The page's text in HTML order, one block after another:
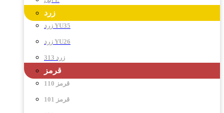
زرد
زرد YU35
زرد YU26
زرد 313
قرمز
قرمز 110
قرمز 101